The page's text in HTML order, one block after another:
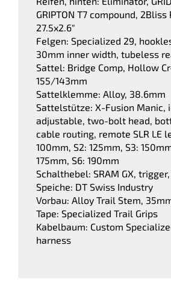
GRIPTON T7 compound, 2Bliss
27.5x2.6"
Felgen: Specialized 29,
30mm inner width, tubeless
Sattel: Bridge Comp, Hollow
155/143mm
Sattelklemme: Alloy, 38.6mm
Sattelstütze: X-Fusion Manic,
adjustable, two-bolt head,
cable routing, remote SLR LE
100mm, S2: 125mm, S3:
175mm, S6: 190mm
Schalthebel: SRAM GX,
Speiche: DT Swiss Industry
Vorbau: Alloy Trail Stem,
Tape: Specialized Trail Grips
Kabelbaum: Custom
harness